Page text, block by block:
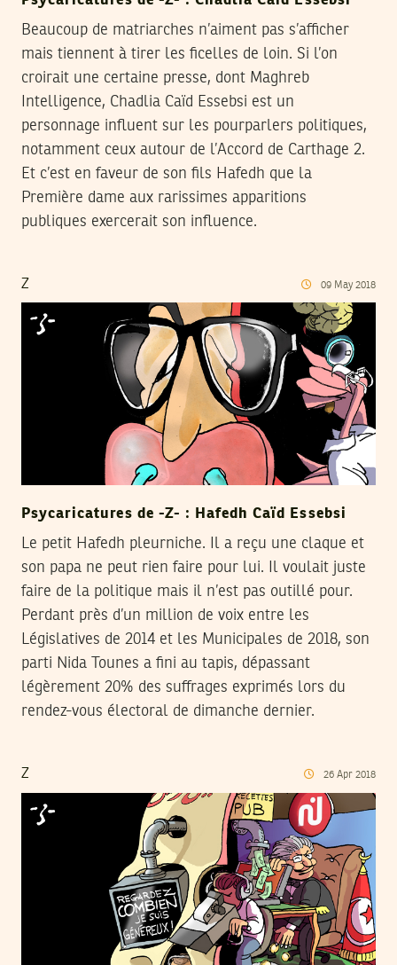
Beaucoup de matriarches n’aiment pas s’afficher
mais tiennent à tirer les ficelles de loin. Si l’on
croirait une certaine presse, dont Maghreb
Intelligence, Chadlia Caïd Essebsi est un
personnage influent sur les pourparlers politiques,
notamment ceux autour de l’Accord de Carthage 2.
Et c’est en faveur de son fils Hafedh que la
Première dame aux rarissimes apparitions
publiques exercerait son influence.
Z 09 May 2018
Psycaricatures de -Z- : Hafedh Caïd Essebsi
Le petit Hafedh pleurniche. Il a reçu une claque et
son papa ne peut rien faire pour lui. Il voulait juste
faire de la politique mais il n’est pas outillé pour.
Perdant près d’un million de voix entre les
Législatives de 2014 et les Municipales de 2018, son
parti Nida Tounes a fini au tapis, dépassant
légèrement 20% des suffrages exprimés lors du
rendez-vous électoral de dimanche dernier.
Z 26 Apr 2018